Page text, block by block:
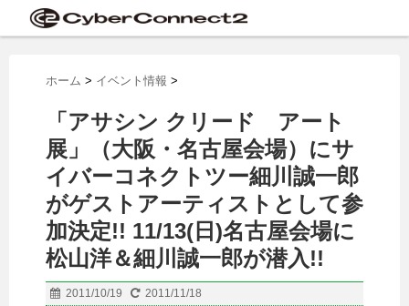
ホーム > イベント情報 >
「アサシン クリード アート
展」（大阪・名古屋会場）にサ
イバーコネクトツー細川誠一郎
がゲストアーティストとして参
加決定!! 11/13(日)名古屋会場に
松山洋＆細川誠一郎が潜入!!
2011/10/19 2011/11/18